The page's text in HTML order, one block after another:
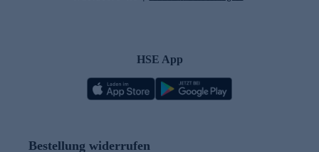
HSE App
Bestellung widerrufen